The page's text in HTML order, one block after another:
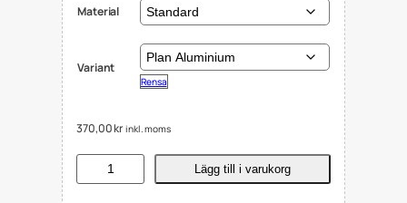
Material
Variant
Rensa
370,00krinkl. moms
S
Lägg till i varukorg